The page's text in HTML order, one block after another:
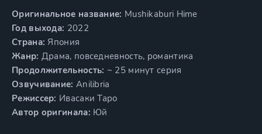
Оригинальное название: Mushikaburi Hime
Год выхода: 2022
Страна: Япония
Жанр: Драма, повседневность, романтика
Продолжительность: ~ 25 минут серия
Озвучивание: Anilibria
Режиссер: Ивасаки Таро
Автор оригинала: Юй